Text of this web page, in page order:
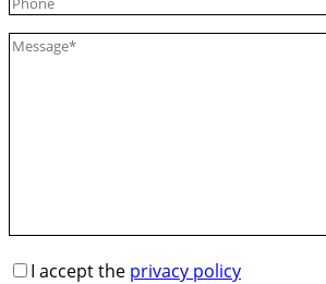
I accept the privacy policy